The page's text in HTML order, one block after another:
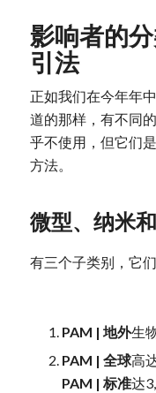
影响者的
引法
正如我们在今年年
道的那样，有不同
乎不使用，但它们
方法。
微型、纳米
有三个子类别，它
PAM | 地外生
PAM | 全球高
PAM | 标准达